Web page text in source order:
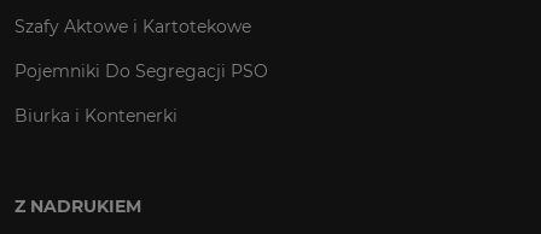
Szafy Aktowe i Kartotekowe
Pojemniki Do Segregacji PSO
Biurka i Kontenerki
Z NADRUKIEM